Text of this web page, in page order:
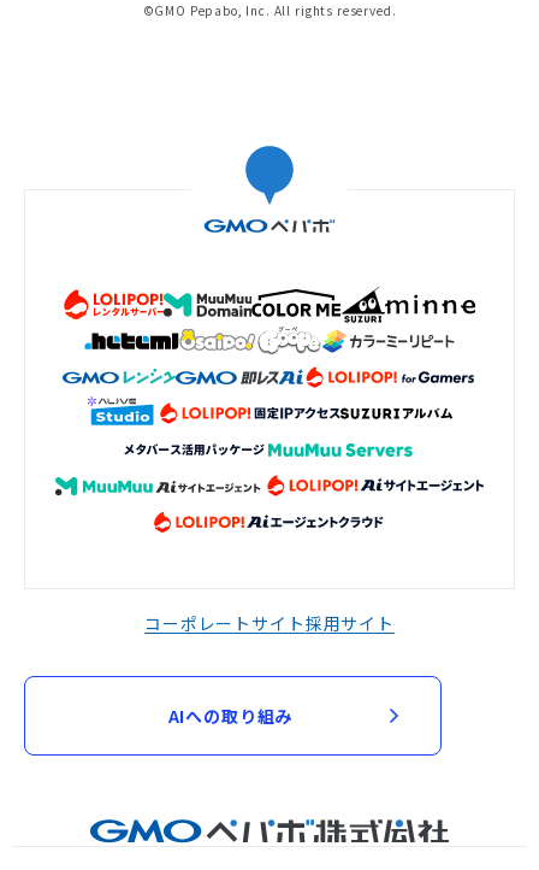
©GMO Pepabo, Inc. All rights reserved.
コーポレートサイト採用サイト
AIへの取り組み